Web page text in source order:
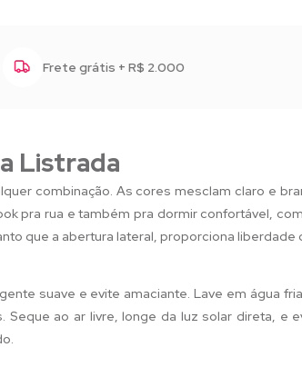
Frete grátis + R$ 2.000
Listrada
combinação. As cores mesclam claro e
pra rua e também pra dormir confortável,
que a abertura lateral, proporciona liberdade
suave e evite amaciante. Lave em água
ao ar livre, longe da luz solar direta, e